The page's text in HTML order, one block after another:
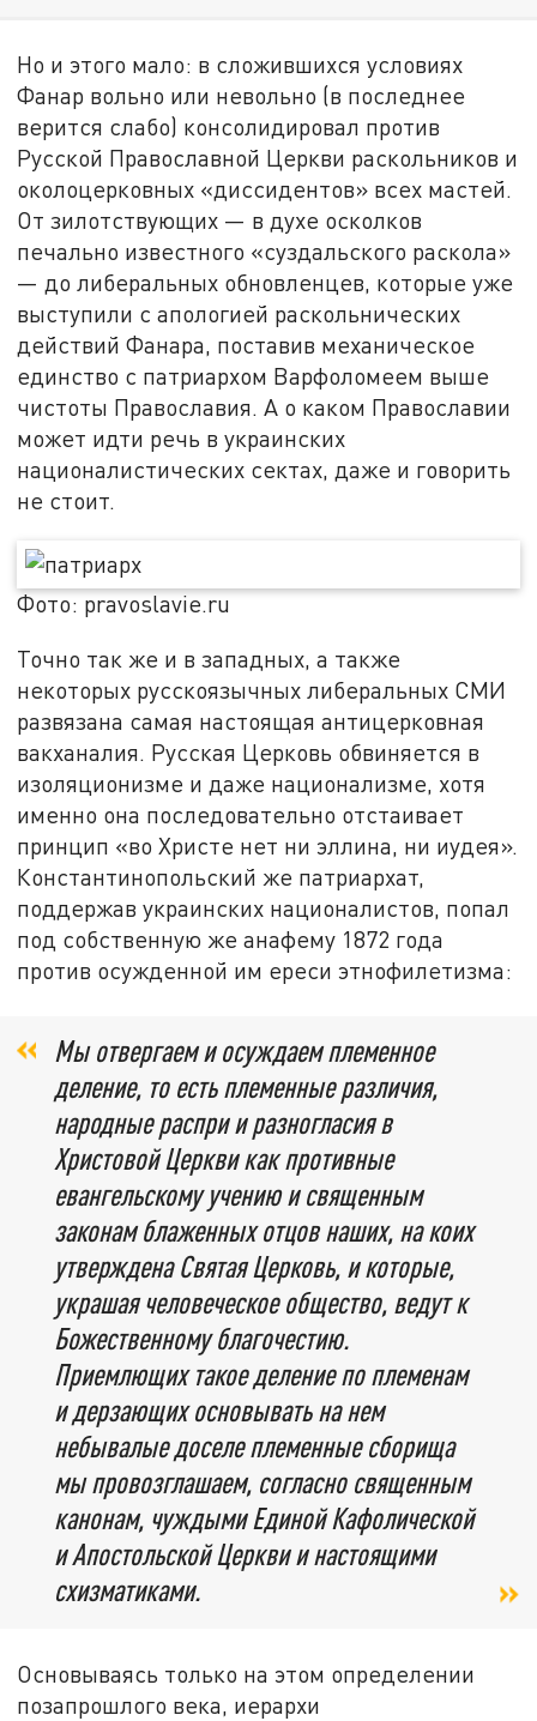
Но и этого мало: в сложившихся условиях
Фанар вольно или невольно (в последнее
верится слабо) консолидировал против
Русской Православной Церкви раскольников и
околоцерковных «диссидентов» всех мастей.
От зилотствующих — в духе осколков
печально известного «суздальского раскола»
— до либеральных обновленцев, которые уже
выступили с апологией раскольнических
действий Фанара, поставив механическое
единство с патриархом Варфоломеем выше
чистоты Православия. А о каком Православии
может идти речь в украинских
националистических сектах, даже и говорить
не стоит.
Фото: pravoslavie.ru
Точно так же и в западных, а также
некоторых русскоязычных либеральных СМИ
развязана самая настоящая антицерковная
вакханалия. Русская Церковь обвиняется в
изоляционизме и даже национализме, хотя
именно она последовательно отстаивает
принцип «во Христе нет ни эллина, ни иудея».
Константинопольский же патриархат,
поддержав украинских националистов, попал
под собственную же анафему 1872 года
против осужденной им ереси этнофилетизма:
Мы отвергаем и осуждаем племенное
деление, то есть племенные различия,
народные распри и разногласия в
Христовой Церкви как противные
евангельскому учению и священным
законам блаженных отцов наших, на коих
утверждена Святая Церковь, и которые,
украшая человеческое общество, ведут к
Божественному благочестию.
Приемлющих такое деление по племенам
и дерзающих основывать на нем
небывалые доселе племенные сборища
мы провозглашаем, согласно священным
канонам, чуждыми Единой Кафолической
и Апостольской Церкви и настоящими
схизматиками.
Основываясь только на этом определении
позапрошлого века, иерархи